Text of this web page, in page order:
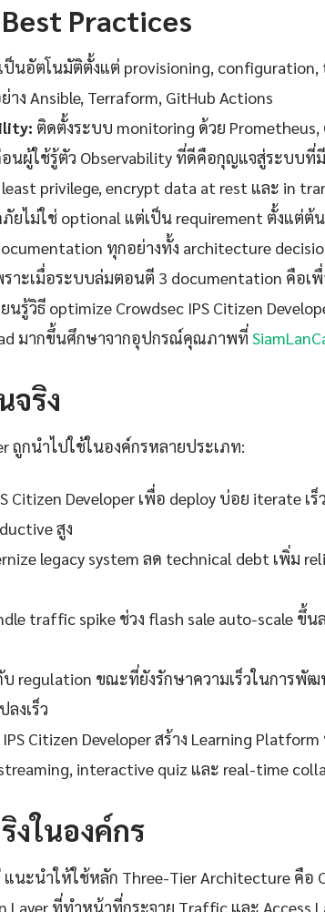
Practices
ป็นอัตโนมัติตั้งแต่ provisioning, configuration,
ง Ansible, Terraform, GitHub Actions
ติดตั้งระบบ monitoring ด้วย Prometheus,
นผู้ใช้รู้ตัว Observability ที่ดีคือกุญแจสู่ระบบที่
privilege, encrypt data at rest และ in
ยไม่ใช่ optional แต่เป็น requirement ตั้งแต่ต้น
ทุกอย่างทั้ง architecture
ราะเมื่อระบบล่มตอนตี 3 documentation คือ
ยนรู้วิธี optimize Crowdsec IPS Citizen
มากขึ้นศึกษาจากอุปกรณ์คุณภาพที่
จริง
ถูกนำไปใช้ในองค์กรหลายประเภท:
Citizen Developer เพื่อ deploy บ่อย iterate เ
สูง
legacy system ลด technical debt เพิ่ม
traffic spike ช่วง flash sale auto-scale ขึ้น
บ regulation ขณะที่ยังรักษาความเร็วในการพั
งเร็ว
Citizen Developer สร้าง Learning
interactive quiz และ real-time
งในองค์กร
นะนำให้ใช้หลัก Three-Tier Architecture คือ
ที่ทำหน้าที่กระจาย Traffic และ Access